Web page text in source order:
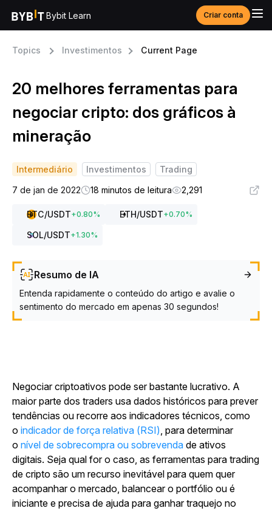
Bybit Learn Criar conta
Topics Investimentos Current Page
20 melhores ferramentas para
negociar cripto: dos gráficos à
mineração
Intermediário Investimentos
Trading
7 de jan de 2022
18 minutos de leitura 2,291
BTC/USDT+0.80% ETH/USDT+0.70%
SOL/USDT+1.30%
Resumo de IA
Entenda rapidamente o conteúdo do artigo e avalie o
sentimento do mercado em apenas 30 segundos!
Negociar criptoativos pode ser bastante lucrativo. A
maior parte dos traders usa dados históricos para prever
tendências ou recorre aos indicadores técnicos, como
o indicador de força relativa (RSI), para determinar
o nível de sobrecompra ou sobrevenda de ativos
digitais. Seja qual for o caso, as ferramentas para trading
de cripto são um recurso inevitável para quem quer
acompanhar o mercado, balancear o portfólio ou é
iniciante e precisa de ajuda para ganhar traquejo no